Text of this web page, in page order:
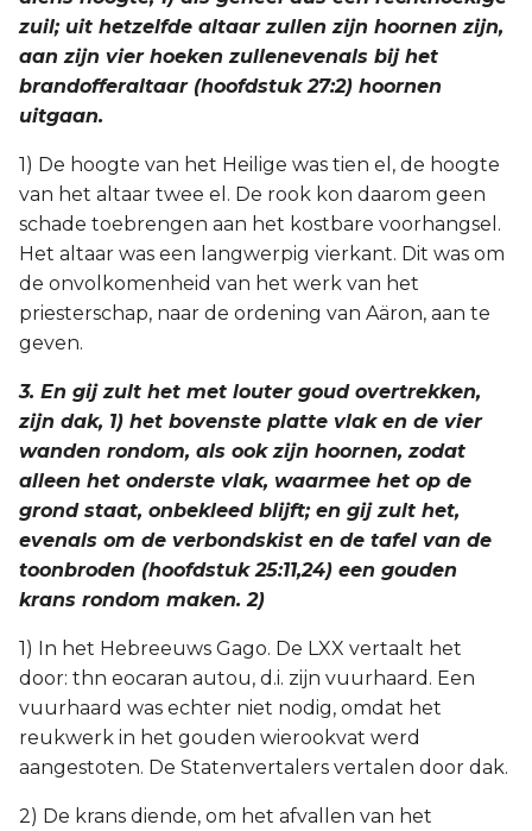
zuil; uit hetzelfde altaar zullen zijn hoornen zijn,
aan zijn vier hoeken zullenevenals bij het
brandofferaltaar (hoofdstuk 27:2) hoornen
uitgaan.
1) De hoogte van het Heilige was tien el, de hoogte
van het altaar twee el. De rook kon daarom geen
schade toebrengen aan het kostbare voorhangsel.
Het altaar was een langwerpig vierkant. Dit was om
de onvolkomenheid van het werk van het
priesterschap, naar de ordening van Aäron, aan te
geven.
3. En gij zult het met louter goud overtrekken,
zijn dak, 1) het bovenste platte vlak en de vier
wanden rondom, als ook zijn hoornen, zodat
alleen het onderste vlak, waarmee het op de
grond staat, onbekleed blijft; en gij zult het,
evenals om de verbondskist en de tafel van de
toonbroden (hoofdstuk 25:11,24) een gouden
krans rondom maken. 2)
1) In het Hebreeuws Gago. De LXX vertaalt het
door: thn eocaran autou, d.i. zijn vuurhaard. Een
vuurhaard was echter niet nodig, omdat het
reukwerk in het gouden wierookvat werd
aangestoten. De Statenvertalers vertalen door dak.
2) De krans diende, om het afvallen van het